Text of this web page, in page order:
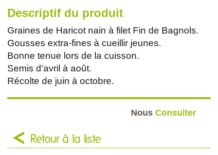
Descriptif du produit
Graines de Haricot nain à filet Fin de Bagnols.
Gousses extra-fines à cueillir jeunes.
Bonne tenue lors de la cuisson.
Semis d'avril à août.
Récolte de juin à octobre.
Nous Consulter
Retour à la liste